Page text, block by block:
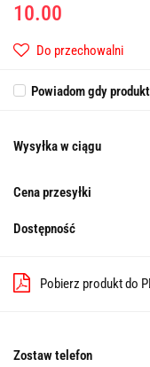
10.00
Do przechowalni
Powiadom gdy
Wysyłka w ciągu
Cena przesyłki
Dostępność
Pobierz produkt do
Zostaw telefon